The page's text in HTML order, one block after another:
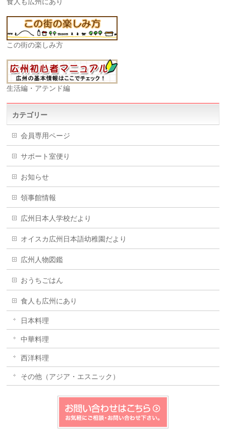
この街の楽しみ方
生活編・アテンド編
カテゴリー
会員専用ページ
サポート室便り
お知らせ
領事館情報
広州日本人学校だより
オイスカ広州日本語幼稚園だより
広州人物図鑑
おうちごはん
食人も広州にあり
日本料理
中華料理
西洋料理
その他（アジア・エスニック）